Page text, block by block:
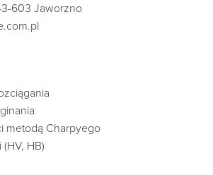
603 Jaworzno
metodą Charpyego
(HV, HB)